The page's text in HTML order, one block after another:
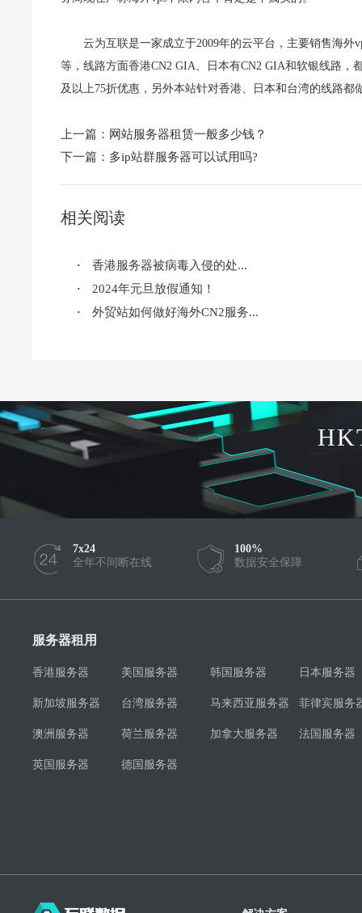
云为互联是一家成立于2009年的云平台，主要销售海
等，线路方面香港CN2 GIA、日本有CN2 GIA和软银线路
及以上75折优惠，另外本站针对香港、日本和台湾的线路都
上一篇： 网站服务器租赁一般多少钱？
下一篇： 多ip站群服务器可以试用吗?
相关阅读
· 香港服务器被病毒入侵的处...
· 2024年元旦放假通知！
· 外贸站如何做好海外CN2服务...
7x24
全年不间断在线
100%
数据安全保障
服务器租用
香港服务器 美国服务器 韩国服务器 日本服务器
新加坡服务器 台湾服务器 马来西亚服务器 菲律宾服务
澳洲服务器 荷兰服务器 加拿大服务器 法国服务器
英国服务器 德国服务器